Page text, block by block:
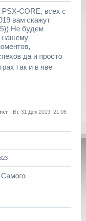
CORE, всех с
вам скажут
Не будем
нашему
да и просто
так и в яве
- Вт, 31 Дек 2019, 21:06